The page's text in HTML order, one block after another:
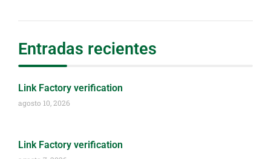
Entradas recientes
Link Factory verification
agosto 10, 2026
Link Factory verification